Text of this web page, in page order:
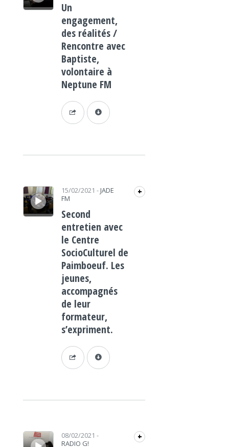
Un
engagement,
des réalités /
Rencontre avec
Baptiste,
volontaire à
Neptune FM
Lecteur audio 15/02/2021 - JADE
FM
+
Second
entretien avec
le Centre
SocioCulturel de
Paimboeuf. Les
jeunes,
accompagnés
de leur
formateur,
s’expriment.
Lecteur audio 08/02/2021 -
RADIO G!
+